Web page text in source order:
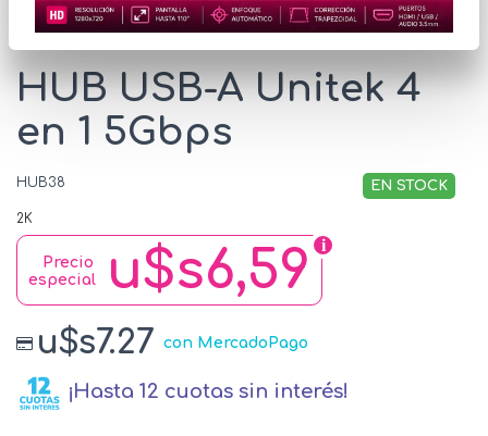
* Las imágenes se exhiben con fines ilustrativos.
HUB USB-A Unitek 4
en 1 5Gbps
HUB38 EN STOCK
2K
u$s6,59
Precio
especial
u$s7.27 con MercadoPago
¡Hasta 12 cuotas sin interés!